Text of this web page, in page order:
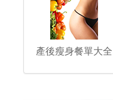
產後瘦身餐單大全